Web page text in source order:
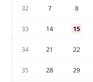
32 7 8
33 14 15
34 21 22
35 28 29